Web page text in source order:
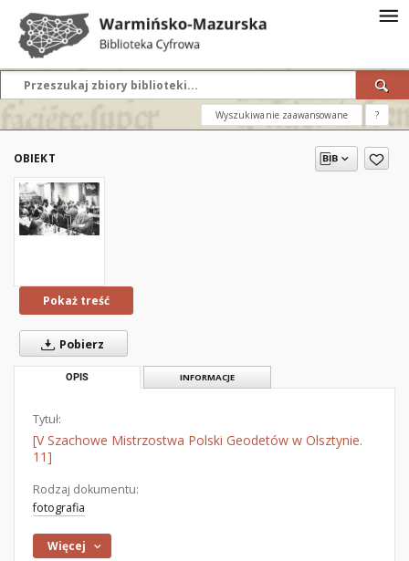
Wyszukiwanie zaawansowane ?
OBIEKT
Pokaż treść
Pobierz
OPIS INFORMACJE
Tytuł:
[V Szachowe Mistrzostwa Polski Geodetów w Olsztynie.
11]
Rodzaj dokumentu:
fotografia
Więcej